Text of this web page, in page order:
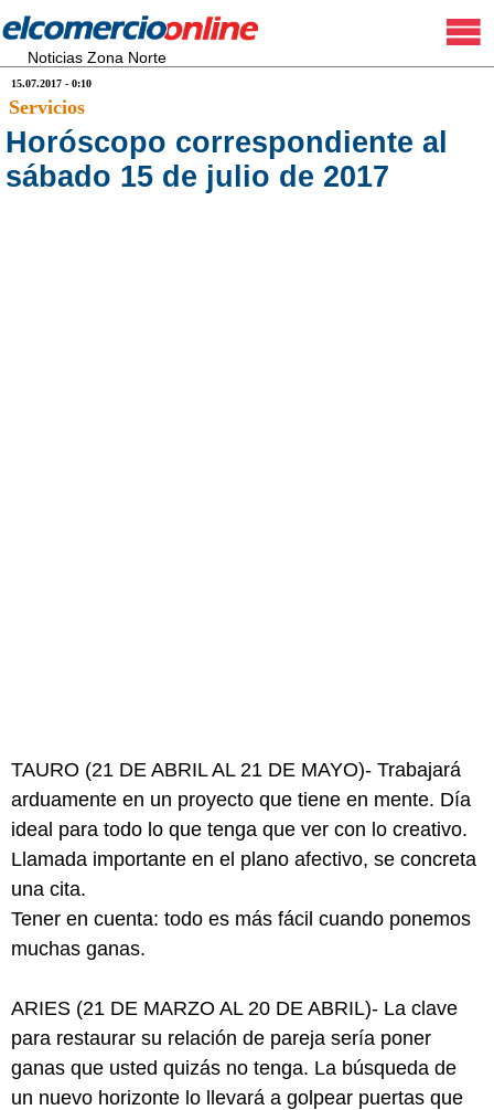
Noticias Zona Norte
15.07.2017 - 0:10
Servicios
Horóscopo correspondiente al
sábado 15 de julio de 2017
TAURO (21 DE ABRIL AL 21 DE MAYO)- Trabajará
arduamente en un proyecto que tiene en mente. Día
ideal para todo lo que tenga que ver con lo creativo.
Llamada importante en el plano afectivo, se concreta
una cita.
Tener en cuenta: todo es más fácil cuando ponemos
muchas ganas.
ARIES (21 DE MARZO AL 20 DE ABRIL)- La clave
para restaurar su relación de pareja sería poner
ganas que usted quizás no tenga. La búsqueda de
un nuevo horizonte lo llevará a golpear puertas que